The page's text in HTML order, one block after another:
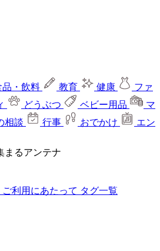
品・飲料 教育 健康
ファ
どうぶつ ベビー用品
マ
相談 行事 おでかけ
エン
まるアンテナ
ご利用にあたって タグ一覧